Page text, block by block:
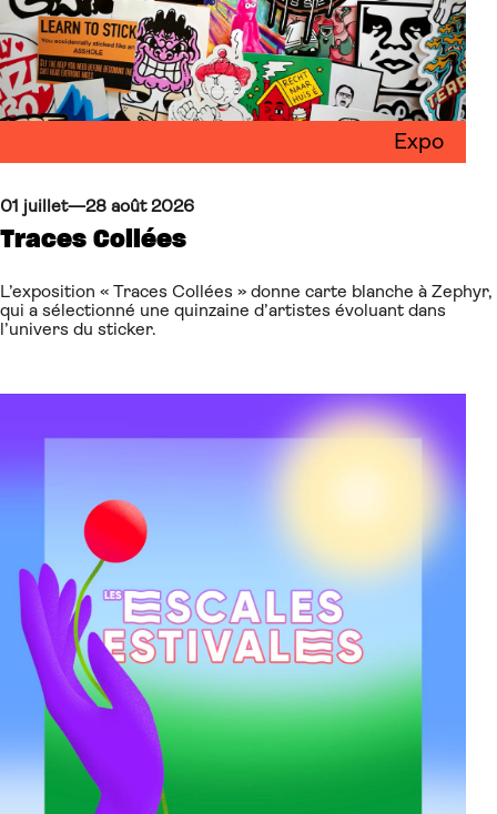
Expo
01 juillet—28 août 2026
Traces Collées
L’exposition « Traces Collées » donne carte blanche à Zephyr,
qui a sélectionné une quinzaine d’artistes évoluant dans
l’univers du sticker.